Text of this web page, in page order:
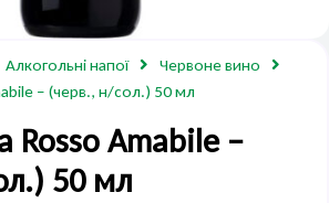
Алкогольні напої
Червоне вино
– (черв., н/сол.) 50 мл
Rosso Amabile –
50 мл